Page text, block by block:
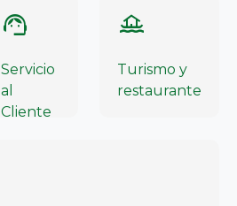
support_agent
Servicio
al
Cliente
houseboat
Turismo y
restaurante